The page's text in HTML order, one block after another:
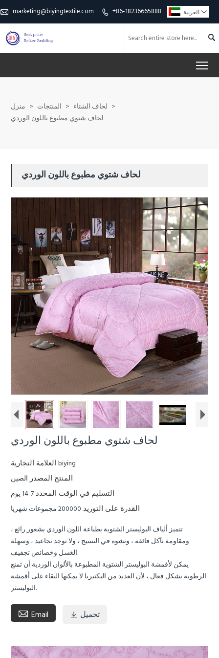
 marketing@biyingtextile.com  +86-18236665888 العربية 

منزل > المنتجات > لحاف الشتاء >
لحاف شتوي مطبوع باللون الوردي
لحاف شتوي مطبوع باللون الوردي
لحاف شتوي مطبوع باللون الوردي
العلامة التجاريةbiying
المنتج المصدرالصين
التسليم في الوقت المحدد 7-14 يوم
القدرة على التوريد 200000 مجموعات شهريا
تتميز ألياف البوليستر الشتوية بطباعة اللون الوردي بشعور رائع ،
ومقاومة تآكل فائقة ، وتشوه في النسيج ، ولا توجد تجاعيد ، وسهلة
الغسل وخصائص تجفيف.
يمكن لأقمشة البوليستر الشتوية المطبوعة بالألوان الوردية أن تمنع
الرطوبة بشكل فعال ، لأن العديد من البكتيريا لا يمكنها البقاء على أقمشة
البوليستر.
 Email  تحميل